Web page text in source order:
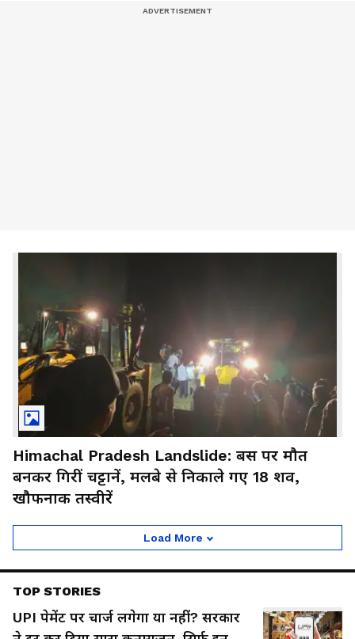
Himachal Pradesh Landslide: बस पर मौत
बनकर गिरीं चट्टानें, मलबे से निकाले गए 18 शव,
खौफनाक तस्वीरें
Load More
TOP STORIES
UPI पेमेंट पर चार्ज लगेगा या नहीं? सरकार